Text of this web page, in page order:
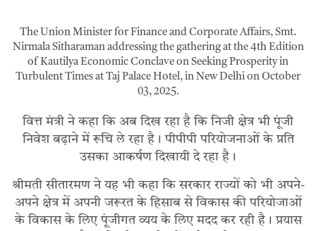
The Union Minister for Finance and Corporate Affairs, Smt.
Nirmala Sitharaman addressing the gathering at the 4th Edition
of Kautilya Economic Conclave on Seeking Prosperity in
Turbulent Times at Taj Palace Hotel, in New Delhi on October
03, 2025.
वित्त मंत्री ने कहा कि अब दिख रहा है कि निजी क्षेत्र भी पूंजी
निवेश बढ़ाने में रूचि ले रहा है। पीपीपी परियोजनाओं के प्रति
उसका आकर्षण दिखायी दे रहा है।
श्रीमती सीतारमण ने यह भी कहा कि सरकार राज्यों को भी अपने-
अपने क्षेत्र में अपनी जरूरत के हिसाब से विकास की परियोजाओं
के विकास के लिए पूंजीगत व्यय के लिए मदद कर रही है। प्रयास